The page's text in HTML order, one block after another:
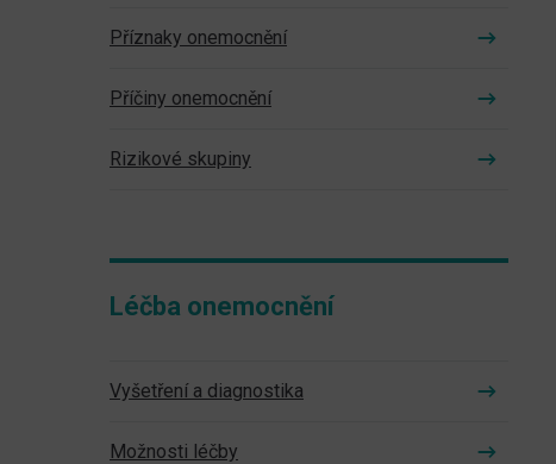
Příznaky onemocnění
Příčiny onemocnění
Rizikové skupiny
Léčba onemocnění
Vyšetření a diagnostika
Možnosti léčby